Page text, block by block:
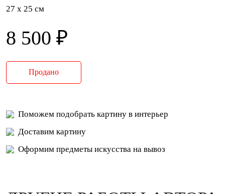
27 x 25 см
8 500 ₽
Продано
Поможем подобрать картину в интерьер
Доставим картину
Оформим предметы искусства на вывоз